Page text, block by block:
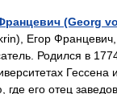
(Georg
Егор
Родился в
где его отец